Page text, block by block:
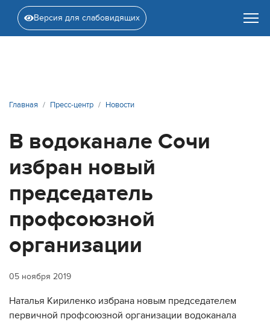
Версия для слабовидящих
Главная Пресс-центр Новости
В водоканале Сочи
избран новый
председатель
профсоюзной
организации
05 ноября 2019
Наталья Кириленко избрана новым председателем
первичной профсоюзной организации водоканала